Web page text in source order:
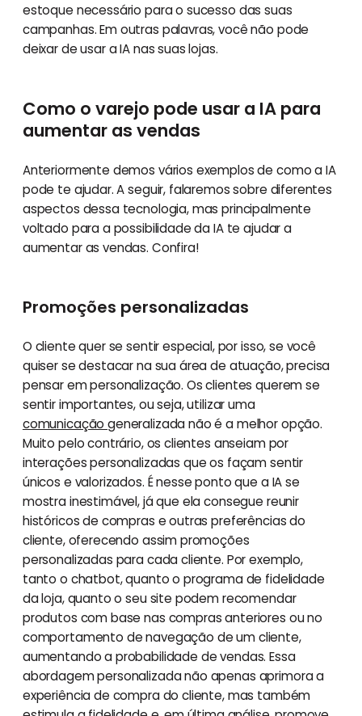
estoque necessário para o sucesso das suas
campanhas. Em outras palavras, você não pode
deixar de usar a IA nas suas lojas.
Como o varejo pode usar a IA para
aumentar as vendas
Anteriormente demos vários exemplos de como a IA
pode te ajudar. A seguir, falaremos sobre diferentes
aspectos dessa tecnologia, mas principalmente
voltado para a possibilidade da IA te ajudar a
aumentar as vendas. Confira!
Promoções personalizadas
O cliente quer se sentir especial, por isso, se você
quiser se destacar na sua área de atuação, precisa
pensar em personalização. Os clientes querem se
sentir importantes, ou seja, utilizar uma
comunicaçãogeneralizada não é a melhor opção.
Muito pelo contrário, os clientes anseiam por
interações personalizadas que os façam sentir
únicos e valorizados. É nesse ponto que a IA se
mostra inestimável, já que ela consegue reunir
históricos de compras e outras preferências do
cliente, oferecendo assim promoções
personalizadas para cada cliente. Por exemplo,
tanto o chatbot, quanto o programa de fidelidade
da loja, quanto o seu site podem recomendar
produtos com base nas compras anteriores ou no
comportamento de navegação de um cliente,
aumentando a probabilidade de vendas. Essa
abordagem personalizada não apenas aprimora a
experiência de compra do cliente, mas também